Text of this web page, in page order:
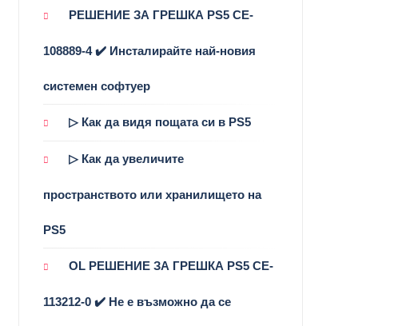
РЕШЕНИЕ ЗА ГРЕШКА PS5 CE-
108889-4 ✔️ Инсталирайте най-новия
системен софтуер
▷ Как да видя пощата си в PS5
▷ Как да увеличите
пространството или хранилището на
PS5
OL РЕШЕНИЕ ЗА ГРЕШКА PS5 CE-
113212-0 ✔️ Не е възможно да се